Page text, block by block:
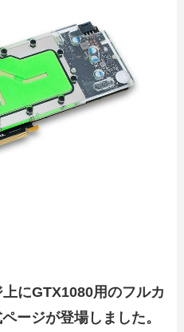
にGTX1080用のフルカ
ージが登場しました。